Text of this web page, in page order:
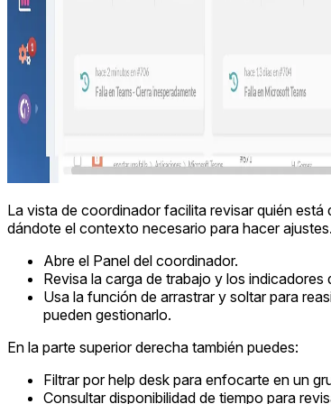
La vista de coordinador facilita revisar quién
dándote el contexto necesario para hacer ajustes.
Abre el Panel del coordinador.
Revisa la carga de trabajo y los
Usa la función de arrastrar y soltar para
pueden gestionarlo.
En la parte superior derecha también puedes:
Filtrar por help desk para enfocarte en un
Consultar disponibilidad de tiempo para